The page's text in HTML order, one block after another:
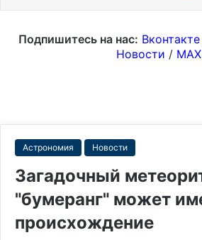
Подпишитесь на нас: Вконтакте
Новости / MAX